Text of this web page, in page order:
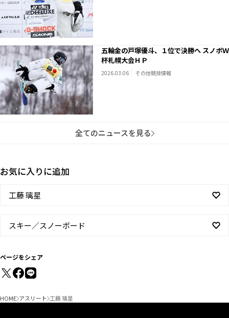
五輪金の戸塚優斗、１位で決勝へ スノボＷ
杯札幌大会ＨＰ
2026.03.06 その他競技情報
全てのニュースを見る
お気に入りに追加
工藤 璃星
スキー／スノーボード
ページをシェア
HOME アスリート 工藤 璃星